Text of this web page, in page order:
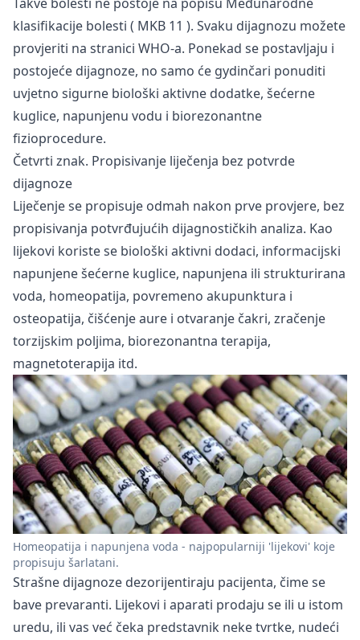
klasifikacije bolesti ( MKB 11 ). Svaku dijagnozu možete
provjeriti na stranici WHO-a. Ponekad se postavljaju i
postojeće dijagnoze, no samo će gydinčari ponuditi
uvjetno sigurne biološki aktivne dodatke, šećerne
kuglice, napunjenu vodu i biorezonantne
fizioprocedure.
Četvrti znak. Propisivanje liječenja bez potvrde
dijagnoze
Liječenje se propisuje odmah nakon prve provjere, bez
propisivanja potvrđujućih dijagnostičkih analiza. Kao
lijekovi koriste se biološki aktivni dodaci, informacijski
napunjene šećerne kuglice, napunjena ili strukturirana
voda, homeopatija, povremeno akupunktura i
osteopatija, čišćenje aure i otvaranje čakri, zračenje
torzijskim poljima, biorezonantna terapija,
magnetoterapija itd.
Homeopatija i napunjena voda - najpopularniji 'lijekovi' koje
propisuju šarlatani.
Strašne dijagnoze dezorijentiraju pacijenta, čime se
bave prevaranti. Lijekovi i aparati prodaju se ili u istom
uredu, ili vas već čeka predstavnik neke tvrtke, nudeći